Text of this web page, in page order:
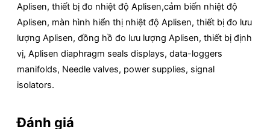
Aplisen, thiết bị đo nhiệt độ Aplisen,cảm biến nhiệt độ
Aplisen, màn hình hiển thị nhiệt độ Aplisen, thiết bị đo lưu
lượng Aplisen, đồng hồ đo lưu lượng Aplisen, thiết bị định
vị, Aplisen diaphragm seals displays, data-loggers
manifolds, Needle valves, power supplies, signal
isolators.
Đánh giá